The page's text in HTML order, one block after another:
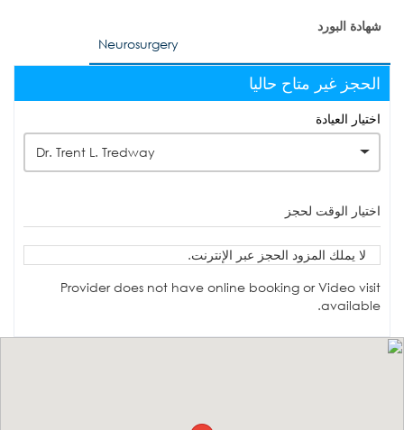
شهادة البورد
Neurosurgery
الحجز غير متاح حاليا
اختيار العيادة
Dr. Trent L. Tredway
اختيار الوقت لحجز
لا يملك المزود الحجز عبر الإنترنت.
Provider does not have online booking or Video visit
available.